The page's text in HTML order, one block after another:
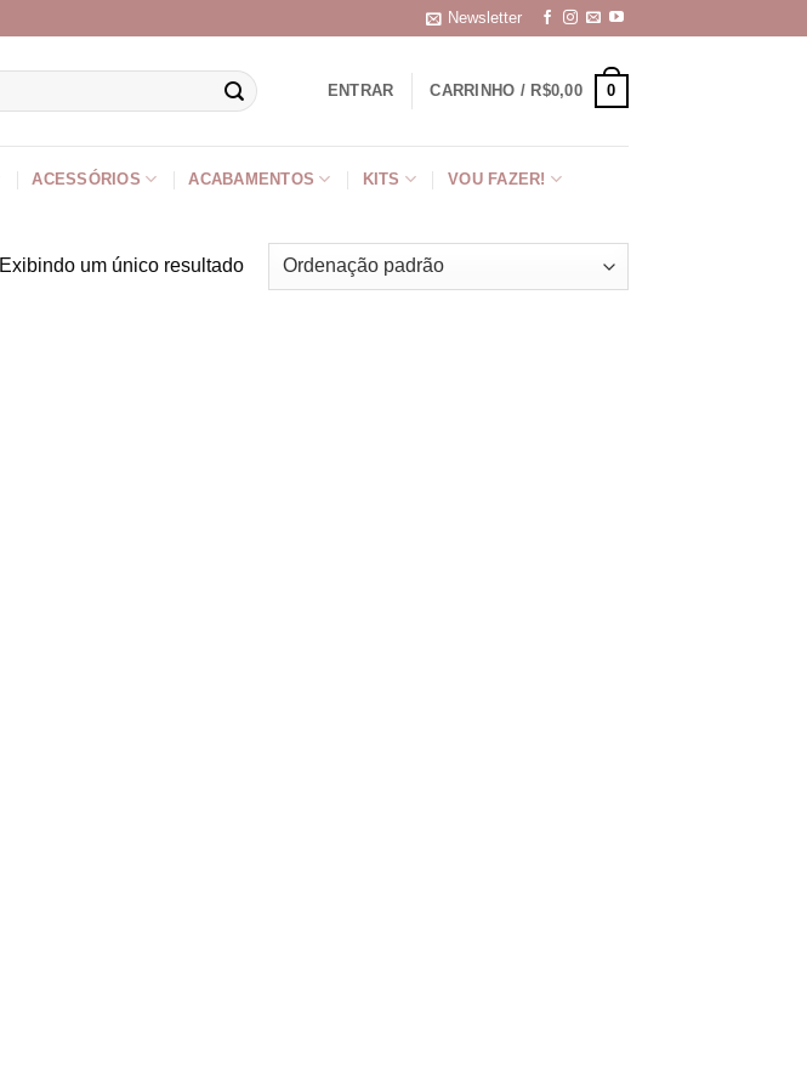
Newsletter
ENTRAR CARRINHO / R$0,00 0
ACESSÓRIOS ACABAMENTOS KITS VOU FAZER!
Exibindo um único resultado